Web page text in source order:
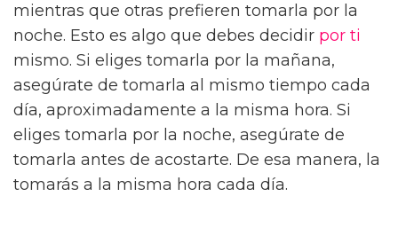
mientras que otras prefieren tomarla por la
noche. Esto es algo que debes decidir por ti
mismo. Si eliges tomarla por la mañana,
asegúrate de tomarla al mismo tiempo cada
día, aproximadamente a la misma hora. Si
eliges tomarla por la noche, asegúrate de
tomarla antes de acostarte. De esa manera, la
tomarás a la misma hora cada día.